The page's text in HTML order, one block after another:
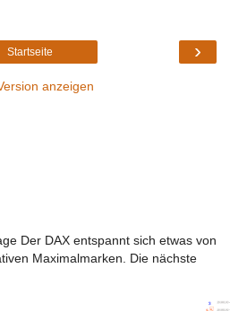
›
Startseite
anzeigen
Der DAX entspannt sich etwas von
Maximalmarken. Die nächste